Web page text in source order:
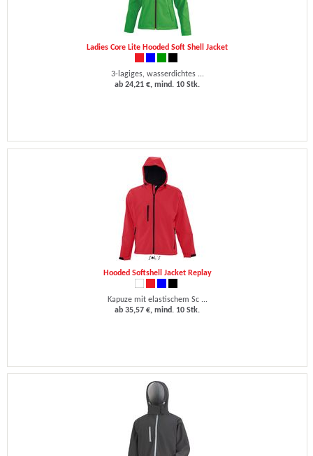
Ladies Core Lite Hooded Soft Shell Jacket
3-lagiges, wasserdichtes ...
ab 24,21 €, mind. 10 Stk.
Hooded Softshell Jacket Replay
Kapuze mit elastischem Sc ...
ab 35,57 €, mind. 10 Stk.